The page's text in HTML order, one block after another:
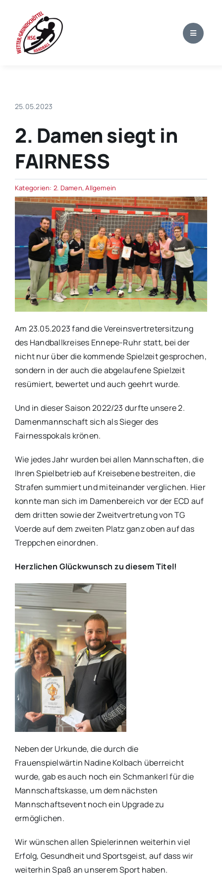
springen
25.05.2023
2. Damen siegt in
FAIRNESS
Kategorien: 2. Damen,Allgemein
Am 23.05.2023 fand die Vereinsvertretersitzung
des Handballkreises Ennepe-Ruhr statt, bei der
nicht nur über die kommende Spielzeit gesprochen,
sondern in der auch die abgelaufene Spielzeit
resümiert, bewertet und auch geehrt wurde.
Und in dieser Saison 2022/23 durfte unsere 2.
Damenmannschaft sich als Sieger des
Fairnesspokals krönen.
Wie jedes Jahr wurden bei allen Mannschaften, die
Ihren Spielbetrieb auf Kreisebene bestreiten, die
Strafen summiert und miteinander verglichen. Hier
konnte man sich im Damenbereich vor der ECD auf
dem dritten sowie der Zweitvertretung von TG
Voerde auf dem zweiten Platz ganz oben auf das
Treppchen einordnen.
Herzlichen Glückwunsch zu diesem Titel!
Neben der Urkunde, die durch die
Frauenspielwärtin Nadine Kolbach überreicht
wurde, gab es auch noch ein Schmankerl für die
Mannschaftskasse, um dem nächsten
Mannschaftsevent noch ein Upgrade zu
ermöglichen.
Wir wünschen allen Spielerinnen weiterhin viel
Erfolg, Gesundheit und Sportsgeist, auf dass wir
weiterhin Spaß an unserem Sport haben.